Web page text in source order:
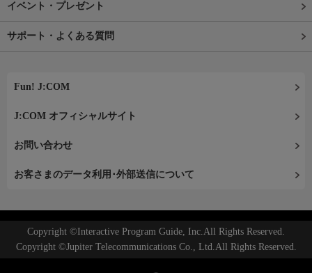
イベント・プレゼント
サポート・よくある質問
Fun! J:COM
J:COM オフィシャルサイト
お問い合わせ
お客さまのデータ利用･外部送信について
Copyright ©Interactive Program Guide, Inc.All Rights Reserved.
Copyright ©Jupiter Telecommunications Co., Ltd.All Rights Reserved.